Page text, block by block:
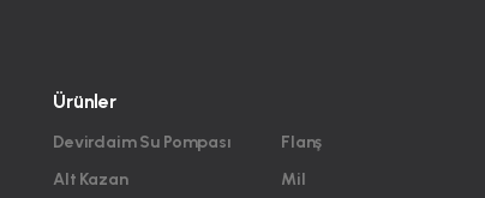
Ürünler
Devirdaim Su Pompası
Alt Kazan
Flanş
Mil